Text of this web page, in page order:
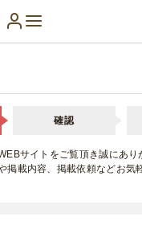
確認
サイトをご覧頂き誠にあり
掲載内容、掲載依頼などお気